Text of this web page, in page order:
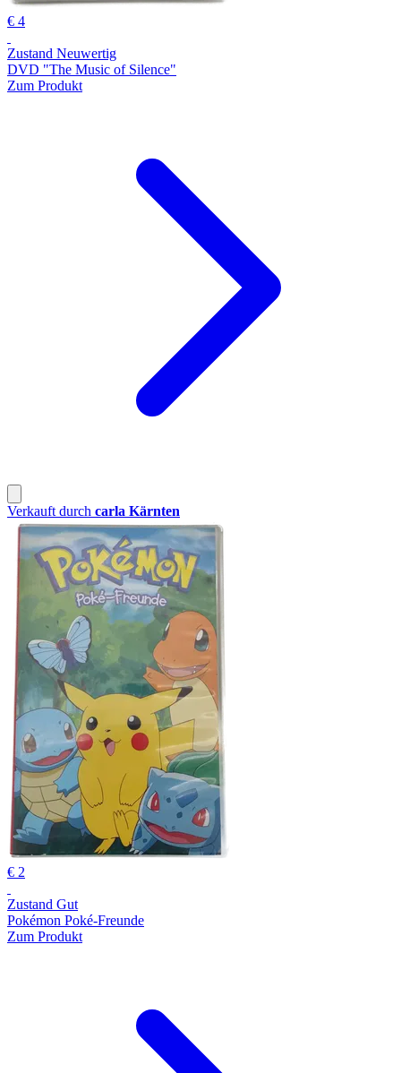
€ 4
Zustand Neuwertig
DVD "The Music of Silence"
Zum Produkt
Verkauft durch carla Kärnten
€ 2
Zustand Gut
Pokémon Poké-Freunde
Zum Produkt